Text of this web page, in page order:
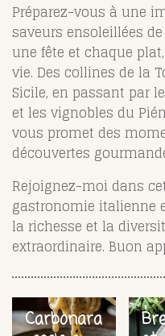
Préparez-vous à une
saveurs ensoleillées
une fête et chaque
vie. Des collines de la
Sicile, en passant par
et les vignobles du
vous promet des
découvertes
Rejoignez-moi dans
gastronomie italienne
la richesse et la
extraordinaire. Buon
Carbonara